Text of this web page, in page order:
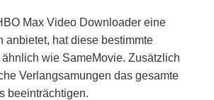
Max Video Downloader eine
anbietet, hat diese bestimmte
wie SameMovie. Zusätzlich
Verlangsamungen das gesamte
beeinträchtigen.